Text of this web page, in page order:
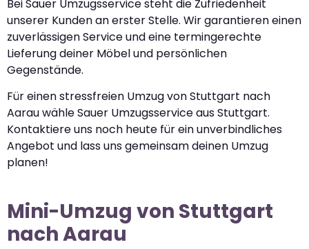
Bei Sauer Umzugsservice steht die Zufriedenheit
unserer Kunden an erster Stelle. Wir garantieren einen
zuverlässigen Service und eine termingerechte
Lieferung deiner Möbel und persönlichen
Gegenstände.
Für einen stressfreien Umzug von Stuttgart nach
Aarau wähle Sauer Umzugsservice aus Stuttgart.
Kontaktiere uns noch heute für ein unverbindliches
Angebot und lass uns gemeinsam deinen Umzug
planen!
Mini-Umzug von Stuttgart
nach Aarau